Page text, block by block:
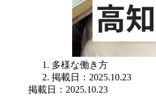
多様な働き方
掲載日：2025.10.23
掲載日：2025.10.23